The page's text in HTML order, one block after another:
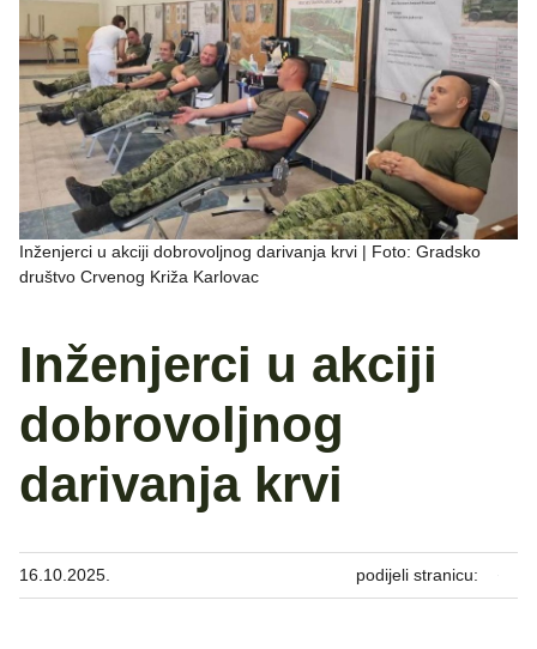
Inženjerci u akciji dobrovoljnog darivanja krvi | Foto: Gradsko
društvo Crvenog Križa Karlovac
Inženjerci u akciji
dobrovoljnog
darivanja krvi
16.10.2025. podijeli stranicu: